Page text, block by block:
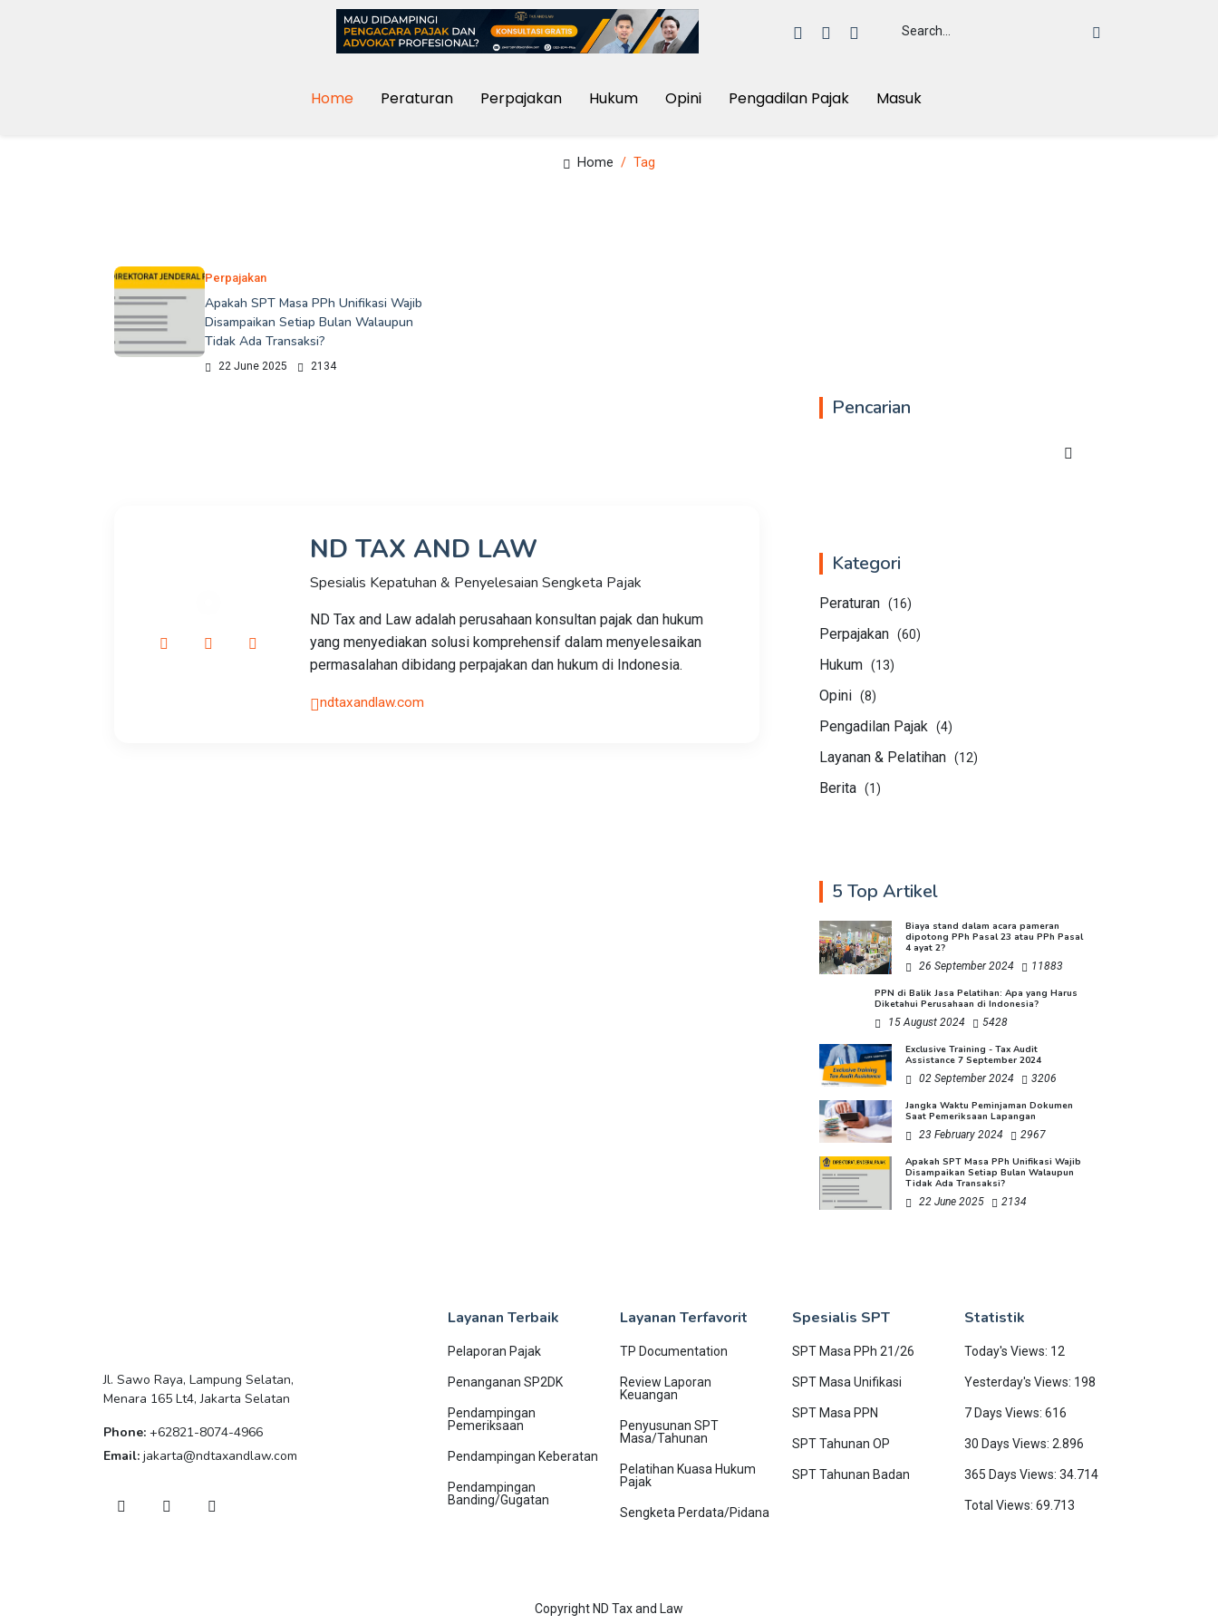
Home Peraturan Perpajakan Hukum Opini Pengadilan Pajak Masuk
Home Tag
Perpajakan
Apakah SPT Masa PPh Unifikasi Wajib
Disampaikan Setiap Bulan Walaupun
Tidak Ada Transaksi?
22 June 2025 2134
ND TAX AND LAW
Spesialis Kepatuhan & Penyelesaian Sengketa Pajak
ND Tax and Law adalah perusahaan konsultan pajak dan hukum
yang menyediakan solusi komprehensif dalam menyelesaikan
permasalahan dibidang perpajakan dan hukum di Indonesia.
ndtaxandlaw.com
Pencarian
Kategori
Peraturan (16)
Perpajakan (60)
Hukum (13)
Opini (8)
Pengadilan Pajak (4)
Layanan & Pelatihan (12)
Berita (1)
5 Top Artikel
Biaya stand dalam acara pameran
dipotong PPh Pasal 23 atau PPh Pasal
4 ayat 2?
26 September 2024
11883
PPN di Balik Jasa Pelatihan: Apa yang Harus
Diketahui Perusahaan di Indonesia?
15 August 2024
5428
Exclusive Training - Tax Audit
Assistance 7 September 2024
02 September 2024
3206
Jangka Waktu Peminjaman Dokumen
Saat Pemeriksaan Lapangan
23 February 2024
2967
Apakah SPT Masa PPh Unifikasi Wajib
Disampaikan Setiap Bulan Walaupun
Tidak Ada Transaksi?
22 June 2025
2134
Jl. Sawo Raya, Lampung Selatan,
Menara 165 Lt4, Jakarta Selatan
Phone: +62821-8074-4966
Email: jakarta@ndtaxandlaw.com
Layanan Terbaik
Pelaporan Pajak
Penanganan SP2DK
Pendampingan
Pemeriksaan
Pendampingan Keberatan
Pendampingan
Banding/Gugatan
Layanan Terfavorit
TP Documentation
Review Laporan
Keuangan
Penyusunan SPT
Masa/Tahunan
Pelatihan Kuasa Hukum
Pajak
Sengketa Perdata/Pidana
Spesialis SPT
SPT Masa PPh 21/26
SPT Masa Unifikasi
SPT Masa PPN
SPT Tahunan OP
SPT Tahunan Badan
Statistik
Today's Views: 12
Yesterday's Views: 198
7 Days Views: 616
30 Days Views: 2.896
365 Days Views: 34.714
Total Views: 69.713
Copyright ND Tax and Law